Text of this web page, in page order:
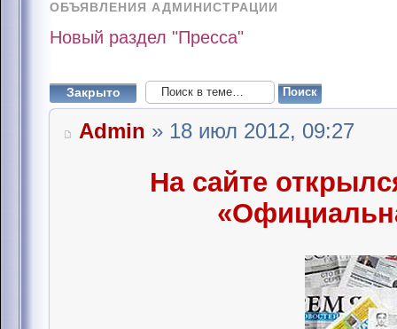
ОБЪЯВЛЕНИЯ АДМИНИСТРАЦИИ
Новый раздел "Пресса"
Закрыто
Admin » 18 июл 2012, 09:27
На сайте